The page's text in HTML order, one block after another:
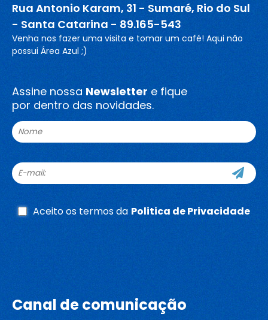
Rua Antonio Karam, 31 - Sumaré, Rio do Sul
- Santa Catarina - 89.165-543
Venha nos fazer uma visita e tomar um café! Aqui não
possui Área Azul ;)
Assine nossa Newsletter e fique
por dentro das novidades.
Aceito os termos da Politica de Privacidade
Canal de comunicação